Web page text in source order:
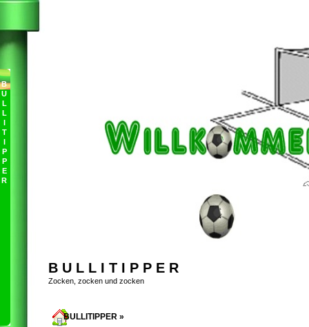
B
U
L
L
I
T
I
P
P
E
R
B U L L I T I P P E R
Zocken, zocken und zocken
BULLITIPPER »